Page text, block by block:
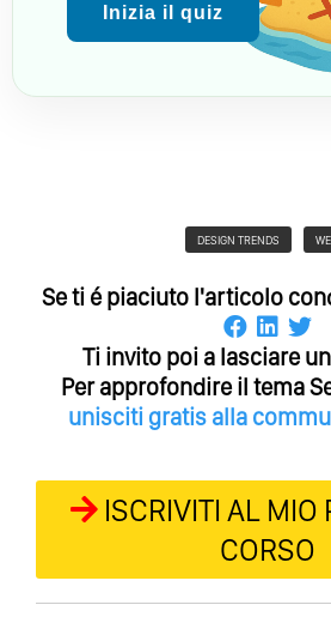
Inizia il quiz
DESIGN TRENDS
Se ti é piaciuto l'articolo
Ti invito poi a lasciare un
Per approfondire il tema
unisciti gratis alla
ISCRIVITI AL MIO
CORSO